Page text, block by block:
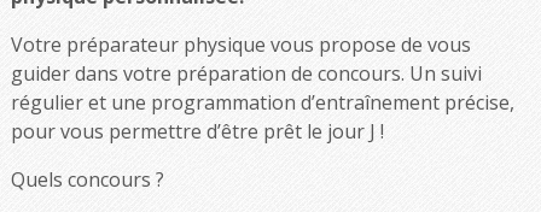
Votre préparateur physique vous propose de vous
guider dans votre préparation de concours. Un suivi
régulier et une programmation d’entraînement précise,
pour vous permettre d’être prêt le jour J !
Quels concours ?